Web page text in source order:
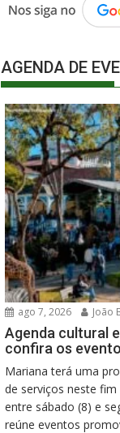
AGENDA DE
ago 7, 2026 João
Agenda cultural
confira os
Mariana terá uma
de serviços neste
entre sábado (8) e
reúne eventos